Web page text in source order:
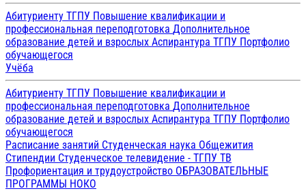
Абитуриенту ТГПУ Повышение квалификации и
профессиональная переподготовка Дополнительное
образование детей и взрослых Аспирантура ТГПУ Портфолио
обучающегося
Учёба
Абитуриенту ТГПУ Повышение квалификации и
профессиональная переподготовка Дополнительное
образование детей и взрослых Аспирантура ТГПУ Портфолио
обучающегося
Расписание занятий Студенческая наука Общежития
Стипендии Студенческое телевидение - ТГПУ ТВ
Профориентация и трудоустройство ОБРАЗОВАТЕЛЬНЫЕ
ПРОГРАММЫ НОКО